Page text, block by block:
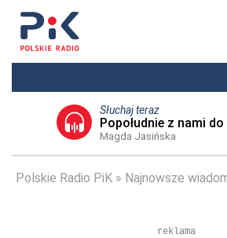
Słuchaj teraz
Popołudnie z nami do
Magda Jasińska
Polskie Radio PiK Najnowsze
reklama